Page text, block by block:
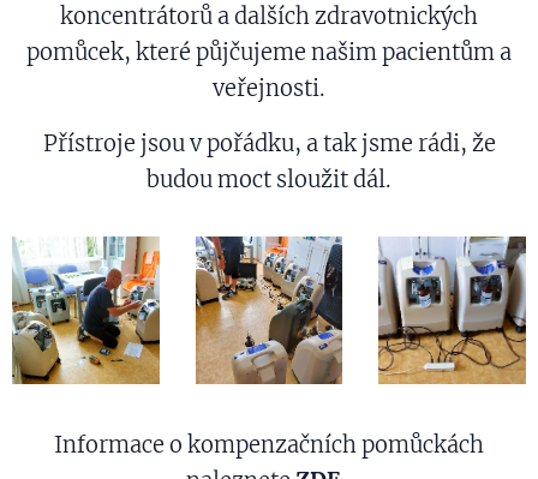
koncentrátorů a dalších zdravotnických
pomůcek, které půjčujeme našim pacientům a
veřejnosti.
Přístroje jsou v pořádku, a tak jsme rádi, že
budou moct sloužit dál.
Informace o kompenzačních pomůckách